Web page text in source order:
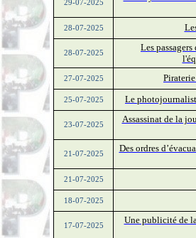
29-07-2025
28-07-2025
28-07-2025
Les
27-07-2025
25-07-2025 Le
23-07-2025
Assassinat de la
21-07-2025
Des ordres
21-07-2025
18-07-2025
17-07-2025
Une publicité de